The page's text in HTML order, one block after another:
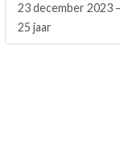
23 december 2023
25 jaar